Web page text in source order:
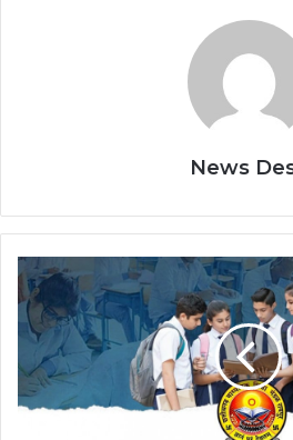
News
बोर्ड
परीक्षाओं
के
पहले
विद्यार्थियों
उपमुख्यमंत्री